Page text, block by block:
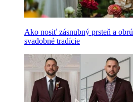
Ako nosiť zásnubný prsteň a
svadobné tradície